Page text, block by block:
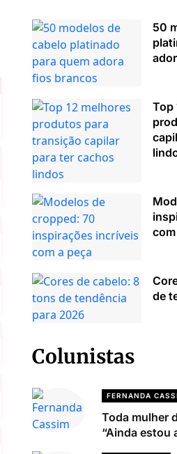
50
Top
de
Colunistas
FERNANDA
Toda mulher
“Ainda estou